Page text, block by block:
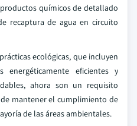
químicos de detallado
recaptura de agua en circuito
ecológicas, que incluyen
energéticamente eficientes y
ahora son un requisito
mantener el cumplimiento de
de las áreas ambientales.